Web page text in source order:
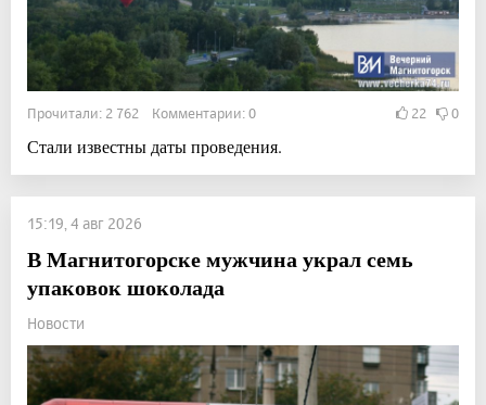
Прочитали: 2 762 Комментарии: 0 22 0
Стали известны даты проведения.
15:19, 4 авг 2026
В Магнитогорске мужчина украл семь
упаковок шоколада
Новости